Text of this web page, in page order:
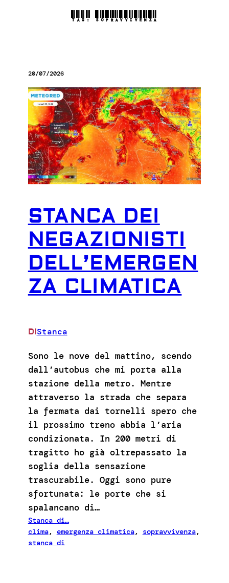
TAG:SOPRAVVIVENZA
20/07/2026
STANCA DEI
NEGAZIONISTI
DELL’EMERGEN
ZA CLIMATICA
DIStanca
Sono le nove del mattino, scendo
dall’autobus che mi porta alla
stazione della metro. Mentre
attraverso la strada che separa
la fermata dai tornelli spero che
il prossimo treno abbia l’aria
condizionata. In 200 metri di
tragitto ho già oltrepassato la
soglia della sensazione
trascurabile. Oggi sono pure
sfortunata: le porte che si
spalancano di…
Stanca di…
clima, emergenza climatica, sopravvivenza
stanca di